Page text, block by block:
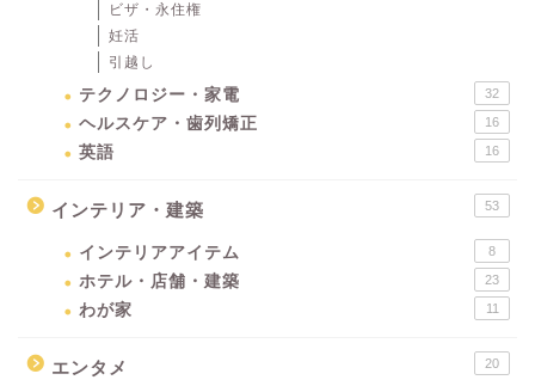
ビザ・永住権
妊活
引越し
テクノロジー・家電 32
ヘルスケア・歯列矯正 16
英語 16
インテリア・建築 53
インテリアアイテム 8
ホテル・店舗・建築 23
わが家 11
エンタメ 20